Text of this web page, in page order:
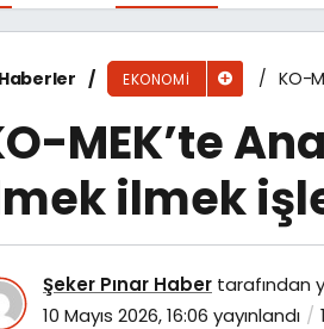
Haberler EKONOMI KO-
MEK’te
ilmek
Şeker Pınar Haber tarafından
10 Mayıs 2026, 16:06 yayınlandı